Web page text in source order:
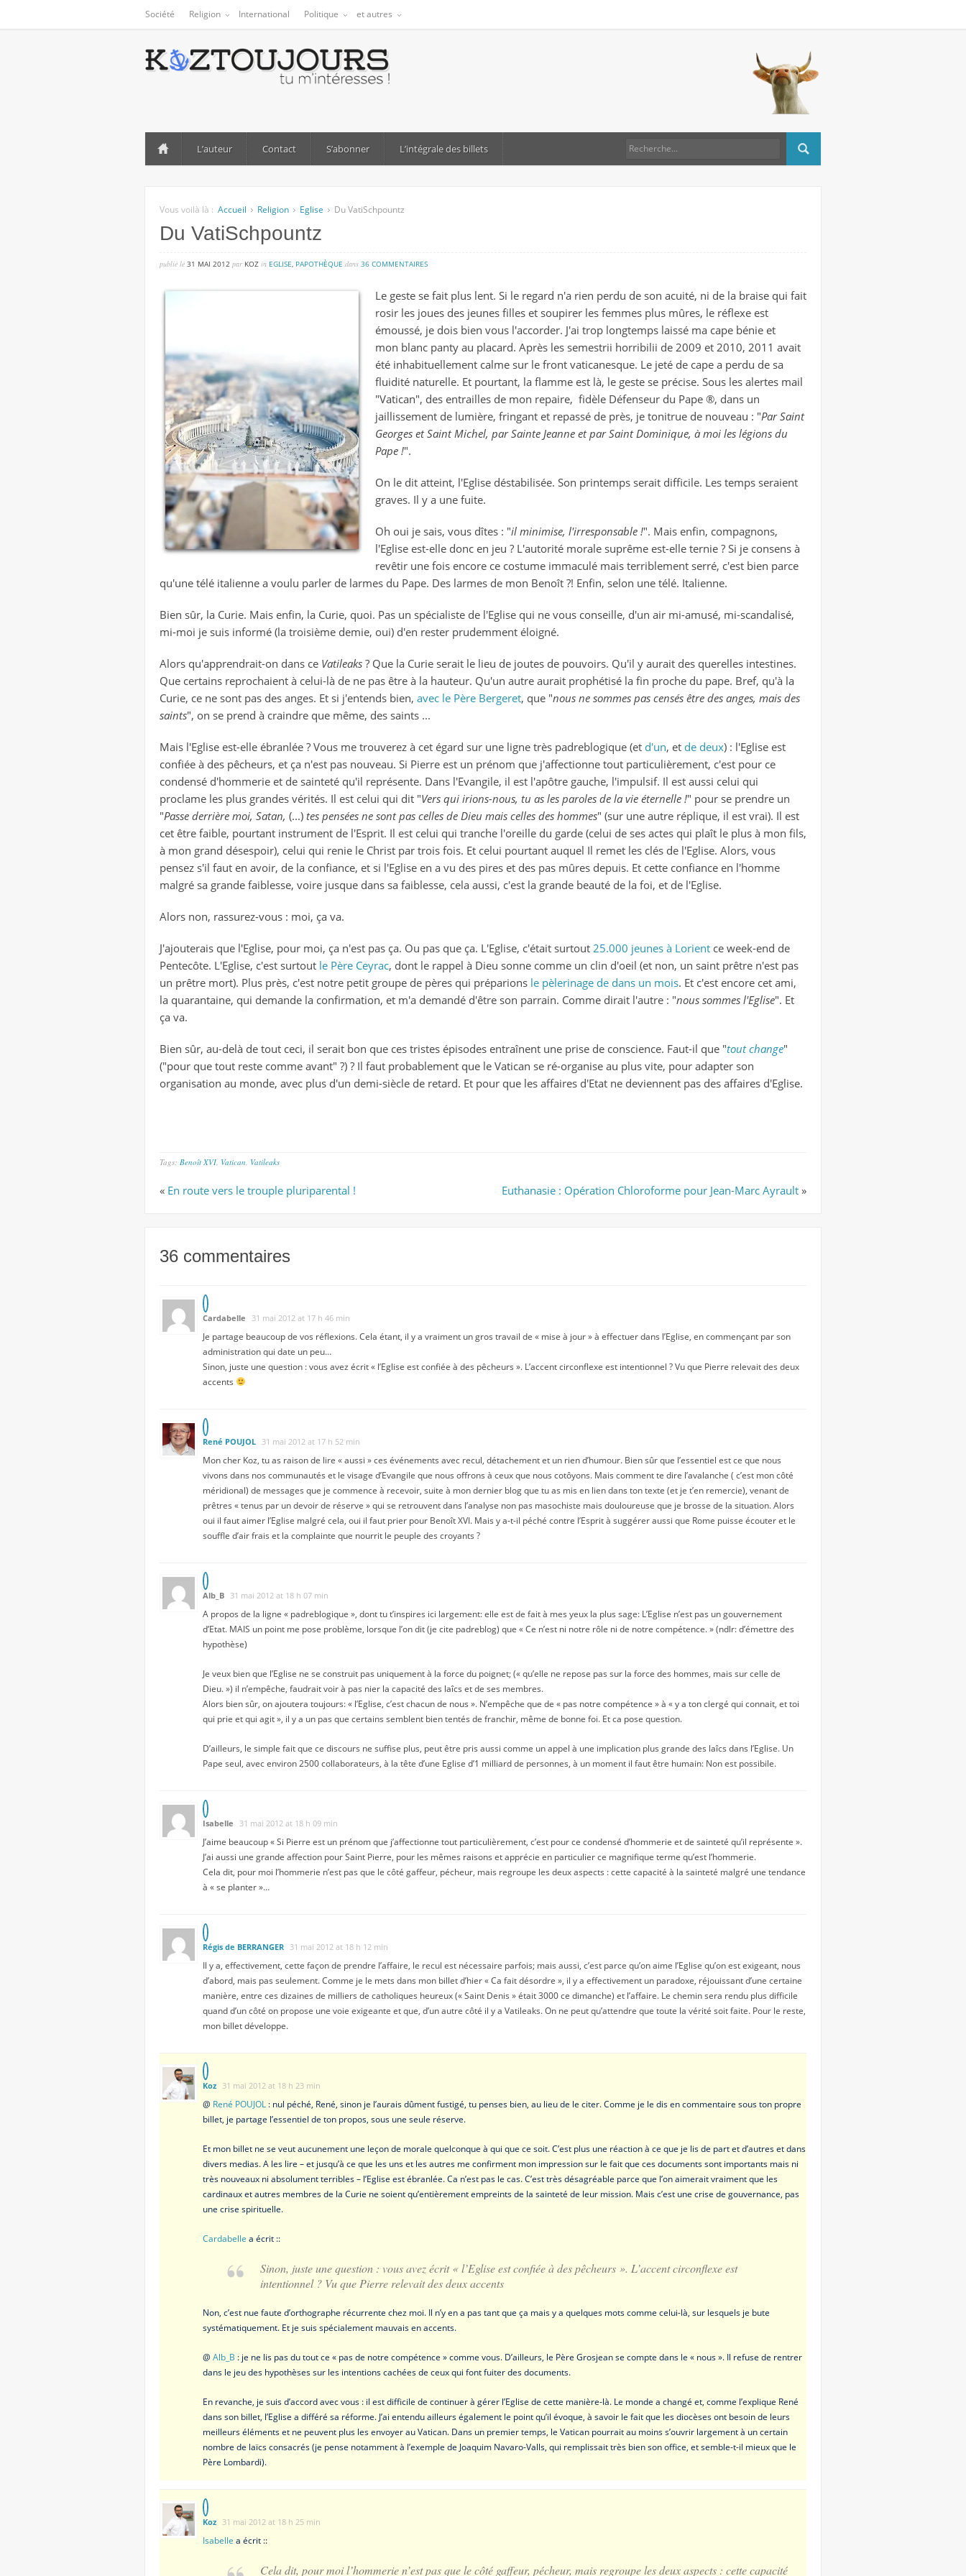
Société Religion International Politique et autres
L’auteur Contact S’abonner L’intégrale des billets
Vous voilà là : Accueil Religion Eglise Du VatiSchpountz
Du VatiSchpountz
publié lé 31 MAI 2012 par KOZ in EGLISE, PAPOTHÈQUE dans 36 COMMENTAIRESsur
vatischpountz
Le geste se fait plus lent. Si le regard n'a rien perdu de son acuité, ni de la braise qui fait
rosir les joues des jeunes filles et soupirer les femmes plus mûres, le réflexe est
émoussé, je dois bien vous l'accorder. J'ai trop longtemps laissé ma cape bénie et
mon blanc panty au placard. Après les semestrii horribilii de 2009 et 2010, 2011 avait
été inhabituellement calme sur le front vaticanesque. Le jeté de cape a perdu de sa
fluidité naturelle. Et pourtant, la flamme est là, le geste se précise. Sous les alertes mail
"Vatican", des entrailles de mon repaire, fidèle Défenseur du Pape ®, dans un
jaillissement de lumière, fringant et repassé de près, je tonitrue de nouveau : "Par Saint
Georges et Saint Michel, par Sainte Jeanne et par Saint Dominique, à moi les légions du
Pape !".
On le dit atteint, l'Eglise déstabilisée. Son printemps serait difficile. Les temps seraient
graves. Il y a une fuite.
Oh oui je sais, vous dîtes : "il minimise, l'irresponsable !". Mais enfin, compagnons,
l'Eglise est-elle donc en jeu ? L'autorité morale suprême est-elle ternie ? Si je consens à
revêtir une fois encore ce costume immaculé mais terriblement serré, c'est bien parce
qu'une télé italienne a voulu parler de larmes du Pape. Des larmes de mon Benoît ?! Enfin, selon une télé. Italienne.
Bien sûr, la Curie. Mais enfin, la Curie, quoi. Pas un spécialiste de l'Eglise qui ne vous conseille, d'un air mi-amusé, mi-scandalisé,
mi-moi je suis informé (la troisième demie, oui) d'en rester prudemment éloigné.
Alors qu'apprendrait-on dans ce Vatileaks ? Que la Curie serait le lieu de joutes de pouvoirs. Qu'il y aurait des querelles intestines.
Que certains reprochaient à celui-là de ne pas être à la hauteur. Qu'un autre aurait prophétisé la fin proche du pape. Bref, qu'à la
Curie, ce ne sont pas des anges. Et si j'entends bien, avec le Père Bergeret, que "nous ne sommes pas censés être des anges, mais des
saints", on se prend à craindre que même, des saints ...
Mais l'Eglise est-elle ébranlée ? Vous me trouverez à cet égard sur une ligne très padreblogique (et d'un, et de deux) : l'Eglise est
confiée à des pêcheurs, et ça n'est pas nouveau. Si Pierre est un prénom que j'affectionne tout particulièrement, c'est pour ce
condensé d'hommerie et de sainteté qu'il représente. Dans l'Evangile, il est l'apôtre gauche, l'impulsif. Il est aussi celui qui
proclame les plus grandes vérités. Il est celui qui dit "Vers qui irions-nous, tu as les paroles de la vie éternelle !" pour se prendre un
"Passe derrière moi, Satan, (...) tes pensées ne sont pas celles de Dieu mais celles des hommes" (sur une autre réplique, il est vrai). Il est
cet être faible, pourtant instrument de l'Esprit. Il est celui qui tranche l'oreille du garde (celui de ses actes qui plaît le plus à mon fils,
à mon grand désespoir), celui qui renie le Christ par trois fois. Et celui pourtant auquel Il remet les clés de l'Eglise. Alors, vous
pensez s'il faut en avoir, de la confiance, et si l'Eglise en a vu des pires et des pas mûres depuis. Et cette confiance en l'homme
malgré sa grande faiblesse, voire jusque dans sa faiblesse, cela aussi, c'est la grande beauté de la foi, et de l'Eglise.
Alors non, rassurez-vous : moi, ça va.
J'ajouterais que l'Eglise, pour moi, ça n'est pas ça. Ou pas que ça. L'Eglise, c'était surtout 25.000 jeunes à Lorient ce week-end de
Pentecôte. L'Eglise, c'est surtout le Père Ceyrac, dont le rappel à Dieu sonne comme un clin d'oeil (et non, un saint prêtre n'est pas
un prêtre mort). Plus près, c'est notre petit groupe de pères qui préparions le pèlerinage de dans un mois. Et c'est encore cet ami,
la quarantaine, qui demande la confirmation, et m'a demandé d'être son parrain. Comme dirait l'autre : "nous sommes l'Eglise". Et
ça va.
Bien sûr, au-delà de tout ceci, il serait bon que ces tristes épisodes entraînent une prise de conscience. Faut-il que "tout change"
("pour que tout reste comme avant" ?) ? Il faut probablement que le Vatican se ré-organise au plus vite, pour adapter son
organisation au monde, avec plus d'un demi-siècle de retard. Et pour que les affaires d'Etat ne deviennent pas des affaires d'Eglise.
Tags: Benoît XVI, Vatican, Vatileaks
« En route vers le trouple pluriparental ! Euthanasie : Opération Chloroforme pour Jean-Marc Ayrault »
36 commentaires
Cardabelle 31 mai 2012 at 17 h 46 min
Je partage beaucoup de vos réflexions. Cela étant, il y a vraiment un gros travail de « mise à jour » à effectuer dans l’Eglise, en commençant par son
administration qui date un peu…
Sinon, juste une question : vous avez écrit « l’Eglise est confiée à des pêcheurs ». L’accent circonflexe est intentionnel ? Vu que Pierre relevait des deux
accents
René POUJOL 31 mai 2012 at 17 h 52 min
Mon cher Koz, tu as raison de lire « aussi » ces événements avec recul, détachement et un rien d’humour. Bien sûr que l’essentiel est ce que nous
vivons dans nos communautés et le visage d’Evangile que nous offrons à ceux que nous cotôyons. Mais comment te dire l’avalanche ( c’est mon côté
méridional) de messages que je commence à recevoir, suite à mon dernier blog que tu as mis en lien dans ton texte (et je t’en remercie), venant de
prêtres « tenus par un devoir de réserve » qui se retrouvent dans l’analyse non pas masochiste mais douloureuse que je brosse de la situation. Alors
oui il faut aimer l’Eglise malgré cela, oui il faut prier pour Benoît XVI. Mais y a-t-il péché contre l’Esprit à suggérer aussi que Rome puisse écouter et le
souffle d’air frais et la complainte que nourrit le peuple des croyants ?
Alb_B 31 mai 2012 at 18 h 07 min
A propos de la ligne « padreblogique », dont tu t’inspires ici largement: elle est de fait à mes yeux la plus sage: L’Eglise n’est pas un gouvernement
d’Etat. MAIS un point me pose problème, lorsque l’on dit (je cite padreblog) que « Ce n’est ni notre rôle ni de notre compétence. » (ndlr: d’émettre des
hypothèse)
Je veux bien que l’Eglise ne se construit pas uniquement à la force du poignet; (« qu’elle ne repose pas sur la force des hommes, mais sur celle de
Dieu. ») il n’empêche, faudrait voir à pas nier la capacité des laîcs et de ses membres.
Alors bien sûr, on ajoutera toujours: « l’Eglise, c’est chacun de nous ». N’empêche que de « pas notre compétence » à « y a ton clergé qui connait, et toi
qui prie et qui agit », il y a un pas que certains semblent bien tentés de franchir, même de bonne foi. Et ca pose question.
D’ailleurs, le simple fait que ce discours ne suffise plus, peut être pris aussi comme un appel à une implication plus grande des laîcs dans l’Eglise. Un
Pape seul, avec environ 2500 collaborateurs, à la tête d’une Eglise d’1 milliard de personnes, à un moment il faut être humain: Non est possibile.
Isabelle 31 mai 2012 at 18 h 09 min
J’aime beaucoup « Si Pierre est un prénom que j’affectionne tout particulièrement, c’est pour ce condensé d’hommerie et de sainteté qu’il représente ».
J’ai aussi une grande affection pour Saint Pierre, pour les mêmes raisons et apprécie en particulier ce magnifique terme qu’est l’hommerie.
Cela dit, pour moi l’hommerie n’est pas que le côté gaffeur, pécheur, mais regroupe les deux aspects : cette capacité à la sainteté malgré une tendance
à « se planter »…
Régis de BERRANGER 31 mai 2012 at 18 h 12 min
Il y a, effectivement, cette façon de prendre l’affaire, le recul est nécessaire parfois; mais aussi, c’est parce qu’on aime l’Eglise qu’on est exigeant, nous
d’abord, mais pas seulement. Comme je le mets dans mon billet d’hier « Ca fait désordre », il y a effectivement un paradoxe, réjouissant d’une certaine
manière, entre ces dizaines de milliers de catholiques heureux (« Saint Denis » était 3000 ce dimanche) et l’affaire. Le chemin sera rendu plus difficile
quand d’un côté on propose une voie exigeante et que, d’un autre côté il y a Vatileaks. On ne peut qu’attendre que toute la vérité soit faite. Pour le reste,
mon billet développe.
Koz 31 mai 2012 at 18 h 23 min
@ René POUJOL : nul péché, René, sinon je l’aurais dûment fustigé, tu penses bien, au lieu de le citer. Comme je le dis en commentaire sous ton propre
billet, je partage l’essentiel de ton propos, sous une seule réserve.
Et mon billet ne se veut aucunement une leçon de morale quelconque à qui que ce soit. C’est plus une réaction à ce que je lis de part et d’autres et dans
divers medias. A les lire – et jusqu’à ce que les uns et les autres me confirment mon impression sur le fait que ces documents sont importants mais ni
très nouveaux ni absolument terribles – l’Eglise est ébranlée. Ca n’est pas le cas. C’est très désagréable parce que l’on aimerait vraiment que les
cardinaux et autres membres de la Curie ne soient qu’entièrement empreints de la sainteté de leur mission. Mais c’est une crise de gouvernance, pas
une crise spirituelle.
Cardabelle a écrit ::
Sinon, juste une question : vous avez écrit « l’Eglise est confiée à des pêcheurs ». L’accent circonflexe est
intentionnel ? Vu que Pierre relevait des deux accents
Non, c’est nue faute d’orthographe récurrente chez moi. Il n’y en a pas tant que ça mais y a quelques mots comme celui-là, sur lesquels je bute
systématiquement. Et je suis spécialement mauvais en accents.
@ Alb_B : je ne lis pas du tout ce « pas de notre compétence » comme vous. D’ailleurs, le Père Grosjean se compte dans le « nous ». Il refuse de rentrer
dans le jeu des hypothèses sur les intentions cachées de ceux qui font fuiter des documents.
En revanche, je suis d’accord avec vous : il est difficile de continuer à gérer l’Eglise de cette manière-là. Le monde a changé et, comme l’explique René
dans son billet, l’Eglise a différé sa réforme. J’ai entendu ailleurs également le point qu’il évoque, à savoir le fait que les diocèses ont besoin de leurs
meilleurs éléments et ne peuvent plus les envoyer au Vatican. Dans un premier temps, le Vatican pourrait au moins s’ouvrir largement à un certain
nombre de laïcs consacrés (je pense notamment à l’exemple de Joaquim Navaro-Valls, qui remplissait très bien son office, et semble-t-il mieux que le
Père Lombardi).
Koz 31 mai 2012 at 18 h 25 min
Isabelle a écrit ::
Cela dit, pour moi l’hommerie n’est pas que le côté gaffeur, pécheur, mais regroupe les deux aspects : cette capacité